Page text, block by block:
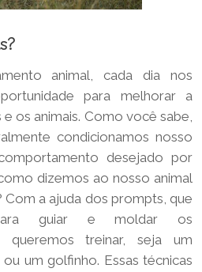
animal, cada dia nos
para melhorar a
os animais. Como você sabe,
condicionamos nosso
desejado por
dizemos ao nosso animal
a ajuda dos prompts, que
guiar e moldar os
queremos treinar, seja um
um golfinho. Essas técnicas